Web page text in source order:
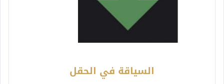
السياقة في الحقل